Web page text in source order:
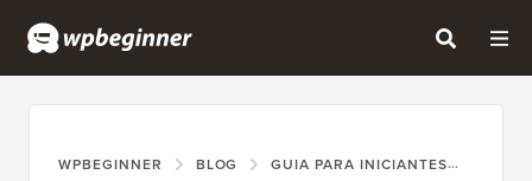
WPBEGINNER BLOG GUIA PARA INICIANTES